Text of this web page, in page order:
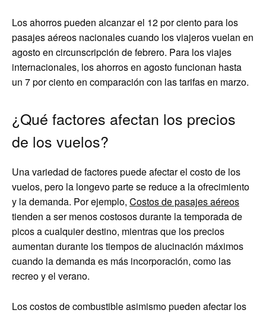
Los ahorros pueden alcanzar el 12 por ciento para los
pasajes aéreos nacionales cuando los viajeros vuelan en
agosto en circunscripción de febrero. Para los viajes
internacionales, los ahorros en agosto funcionan hasta
un 7 por ciento en comparación con las tarifas en marzo.
¿Qué factores afectan los precios
de los vuelos?
Una variedad de factores puede afectar el costo de los
vuelos, pero la longevo parte se reduce a la ofrecimiento
y la demanda. Por ejemplo, Costos de pasajes aéreos
tienden a ser menos costosos durante la temporada de
picos a cualquier destino, mientras que los precios
aumentan durante los tiempos de alucinación máximos
cuando la demanda es más incorporación, como las
recreo y el verano.
Los costos de combustible asimismo pueden afectar los